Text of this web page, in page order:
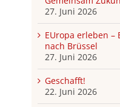
27. Juni 2026
EUropa erleben –
nach Brüssel
27. Juni 2026
Geschafft!
22. Juni 2026